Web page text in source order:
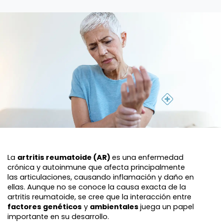
La artritis reumatoide (AR) es una enfermedad
crónica y autoinmune que afecta principalmente
las articulaciones, causando inflamación y daño en
ellas. Aunque no se conoce la causa exacta de la
artritis reumatoide, se cree que la interacción entre
factores genéticos y ambientales juega un papel
importante en su desarrollo.